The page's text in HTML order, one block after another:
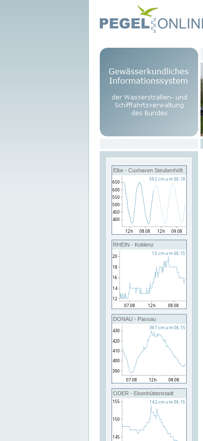
Elbe - Cuxhaven Steubenhöft
RHEIN - Koblenz
DONAU - Passau
ODER - Eisenhüttenstadt